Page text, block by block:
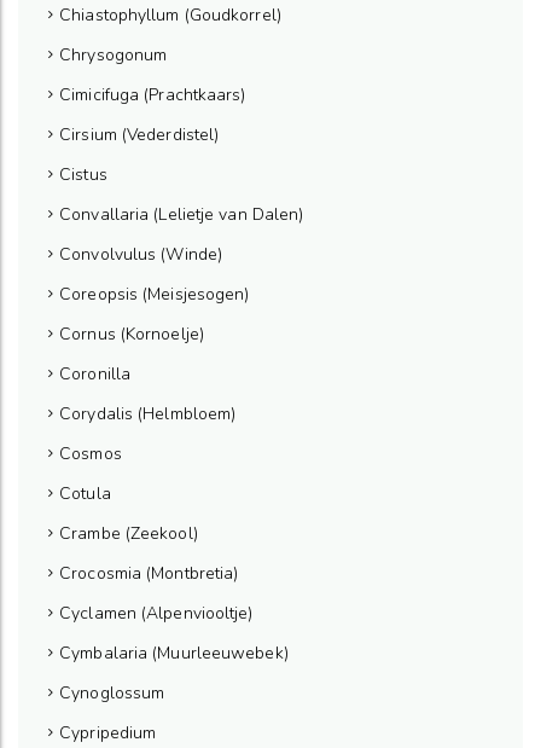
Chiastophyllum (Goudkorrel)
Chrysogonum
Cimicifuga (Prachtkaars)
Cirsium (Vederdistel)
Cistus
Convallaria (Lelietje van Dalen)
Convolvulus (Winde)
Coreopsis (Meisjesogen)
Cornus (Kornoelje)
Coronilla
Corydalis (Helmbloem)
Cosmos
Cotula
Crambe (Zeekool)
Crocosmia (Montbretia)
Cyclamen (Alpenviooltje)
Cymbalaria (Muurleeuwebek)
Cynoglossum
Cypripedium